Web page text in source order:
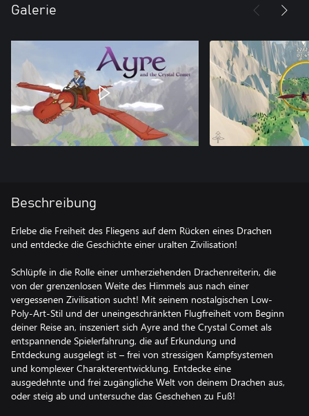
Galerie
Beschreibung
Erlebe die Freiheit des Fliegens auf dem Rücken eines Drachen
und entdecke die Geschichte einer uralten Zivilisation!
Schlüpfe in die Rolle einer umherziehenden Drachenreiterin, die
von der grenzenlosen Weite des Himmels aus nach einer
vergessenen Zivilisation sucht! Mit seinem nostalgischen Low-
Poly-Art-Stil und der uneingeschränkten Flugfreiheit vom Beginn
deiner Reise an, inszeniert sich Ayre and the Crystal Comet als
entspannende Spielerfahrung, die auf Erkundung und
Entdeckung ausgelegt ist – frei von stressigen Kampfsystemen
und komplexer Charakterentwicklung. Entdecke eine
ausgedehnte und frei zugängliche Welt von deinem Drachen aus,
oder steig ab und untersuche das Geschehen zu Fuß!